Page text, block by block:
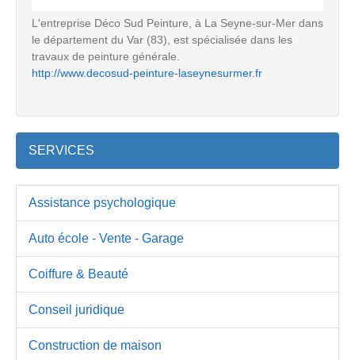
L'entreprise Déco Sud Peinture, à La Seyne-sur-Mer dans
le département du Var (83), est spécialisée dans les
travaux de peinture générale.
http://www.decosud-peinture-laseynesurmer.fr
SERVICES
Assistance psychologique
Auto école - Vente - Garage
Coiffure & Beauté
Conseil juridique
Construction de maison